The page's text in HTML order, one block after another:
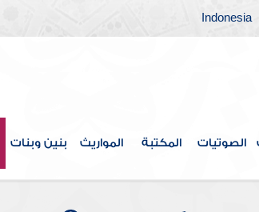
Indonesia
الصوتيات المكتبة المواريث بنين وبنات